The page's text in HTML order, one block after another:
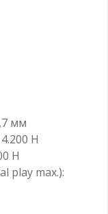
мм
Н
Н
play max.):